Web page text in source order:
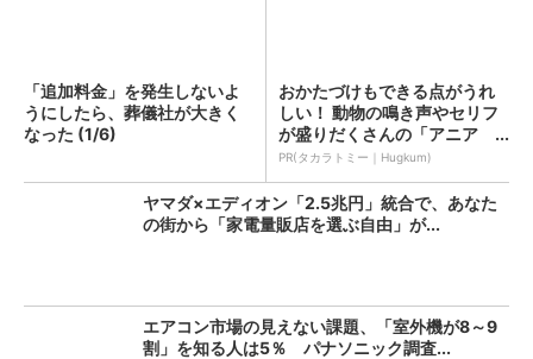
「追加料金」を発生しないよ
うにしたら、葬儀社が大きく
なった (1/6)
おかたづけもできる点がうれ
しい！ 動物の鳴き声やセリフ
が盛りだくさんの「アニア ...
PR(タカラトミー｜Hugkum)
ヤマダ×エディオン「2.5兆円」統合で、あなた
の街から「家電量販店を選ぶ自由」が...
エアコン市場の見えない課題、「室外機が8～9
割」を知る人は5％ パナソニック調査...